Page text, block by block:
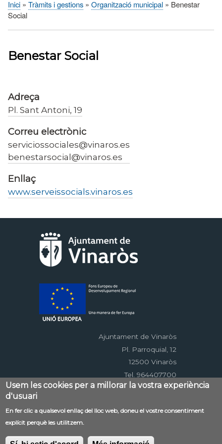
Fil
Inici Tràmits i gestions Organització municipal
Benestar
Social
Benestar Social
Adreça
Pl. Sant Antoni, 19
Correu electrònic
serviciossociales@vinaros.es
benestarsocial@vinaros.es
Enllaç
www.serveissocials.vinaros.es
Ajuntament de Vinaròs
Pl. Parroquial, 12
12500 Vinaròs
Tel. 964407700
Menú
al
pie
Contacte Avís legal
Mapa web
Accessibilitat
EDUSI
Usem les cookies per a millorar la vostra experiència
d'usuari
En fer clic a qualsevol enllaç del lloc web, doneu el vostre consentiment
explícit perquè les utilitzem.